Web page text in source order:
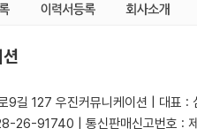
9길 127 우진커뮤니케이션 | 대표 :
26-91740 | 통신판매신고번호 :